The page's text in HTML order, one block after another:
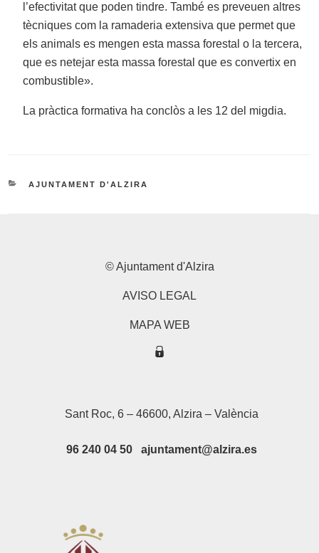
l’efectivitat que poden tindre. També es preveuen altres
tècniques com la ramaderia extensiva que permet que
els animals es mengen esta massa forestal o la tercera,
que es netejar esta massa forestal que es convertix en
combustible».
La pràctica formativa ha conclòs a les 12 del migdia.
CATEGORIES
AJUNTAMENT D'ALZIRA
© Ajuntament d'Alzira
AVISO LEGAL
MAPA WEB
Sant Roc, 6 – 46600, Alzira – València
96 240 04 50 ajuntament@alzira.es